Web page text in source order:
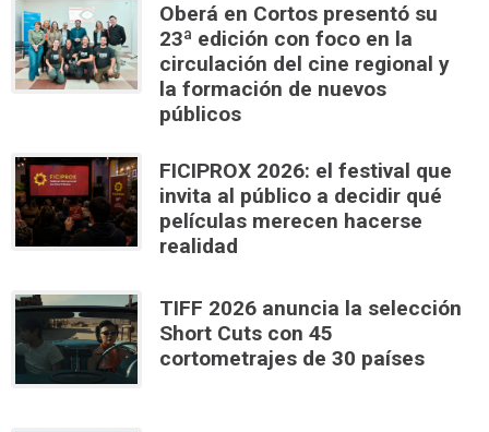
Oberá en Cortos presentó su
23ª edición con foco en la
circulación del cine regional y
la formación de nuevos
públicos
FICIPROX 2026: el festival que
invita al público a decidir qué
películas merecen hacerse
realidad
TIFF 2026 anuncia la selección
Short Cuts con 45
cortometrajes de 30 países